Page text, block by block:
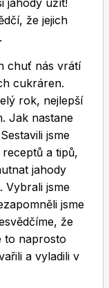
jahody užít!
že jejich
chuť nás vrátí
cukráren.
rok, nejlepší
Jak nastane
jsme
a tipů,
jahody
Vybrali jsme
jsme
že
to naprosto
a vyladili v